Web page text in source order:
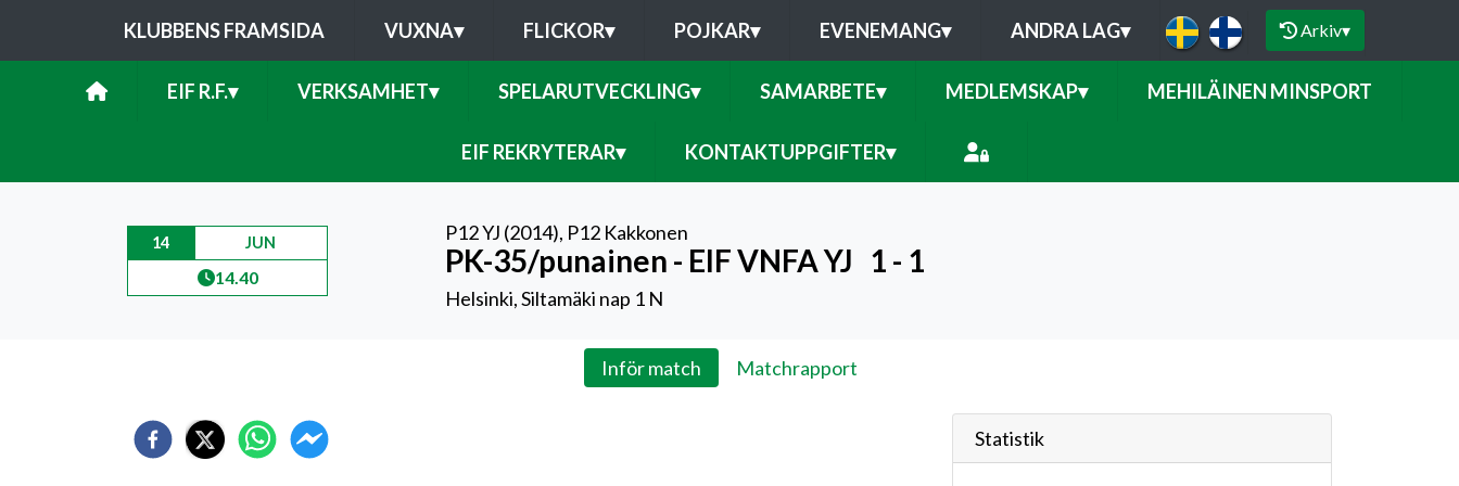
KLUBBENS FRAMSIDA VUXNA▾ FLICKOR▾ POJKAR▾ EVENEMANG▾ ANDRA LAG▾ Arkiv▾
EIF R.F.▾ VERKSAMHET▾ SPELARUTVECKLING▾ SAMARBETE▾ MEDLEMSKAP▾ MEHILÄINEN MINSPORT
EIF REKRYTERAR▾ KONTAKTUPPGIFTER▾
14 JUN
14.40
P12 YJ (2014), P12 Kakkonen
PK-35/punainen - EIF VNFA YJ 1 - 1
Helsinki, Siltamäki nap 1 N
Inför match Matchrapport
Statistik